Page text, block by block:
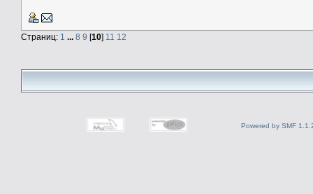
Страниц: 1 ... 8 9 [10] 11 12
Powered by SMF